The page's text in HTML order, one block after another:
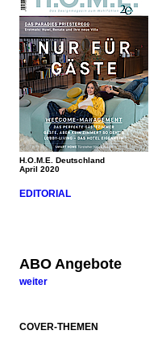
H.O.M.E. Deutschland
April 2020
EDITORIAL
ABO Angebote
weiter
COVER-THEMEN